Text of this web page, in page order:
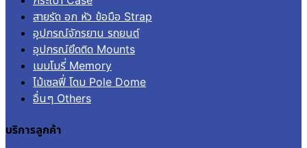
สายรัด อก หัว ข้อมือ Strap
อุปกรณ์จักรยาน รถยนต์
อุปกรณ์ยึดติด Mounts
เมมโมรี่ Memory
ไม้เซลฟี่ โดม Pole Dome
อื่นๆ Others
บริการลูกค้า